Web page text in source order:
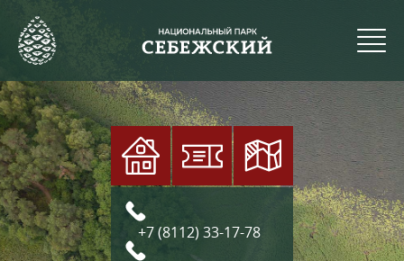
+7 (8112) 33-17-78